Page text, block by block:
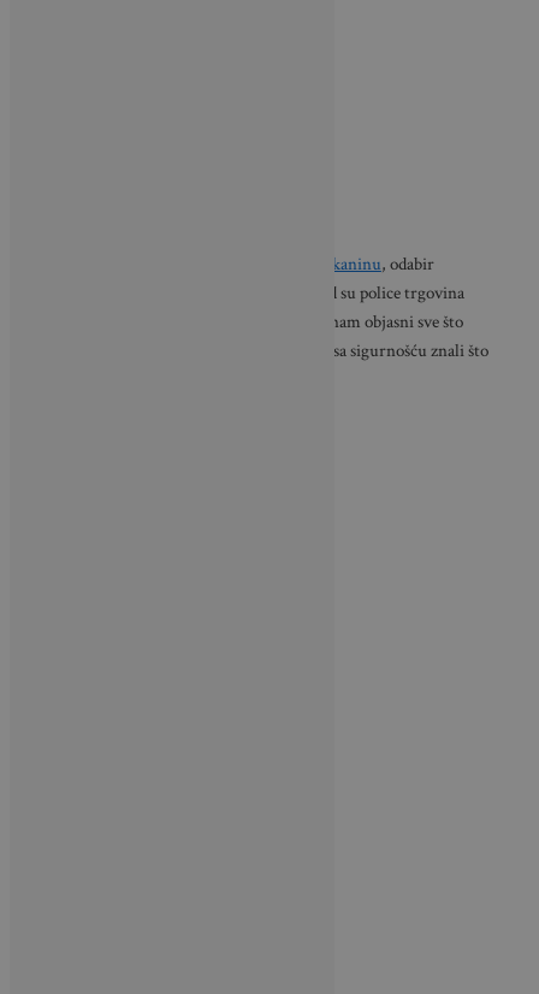
boja za tkaninu, odabir
odgovarajuće može biti izazovan, posebno kad su police trgovina
prepune raznih vrsta. Upitali smo Waller da nam objasni sve što
trebamo znati o bojama za tkanine kako biste sa sigurnošću znali što